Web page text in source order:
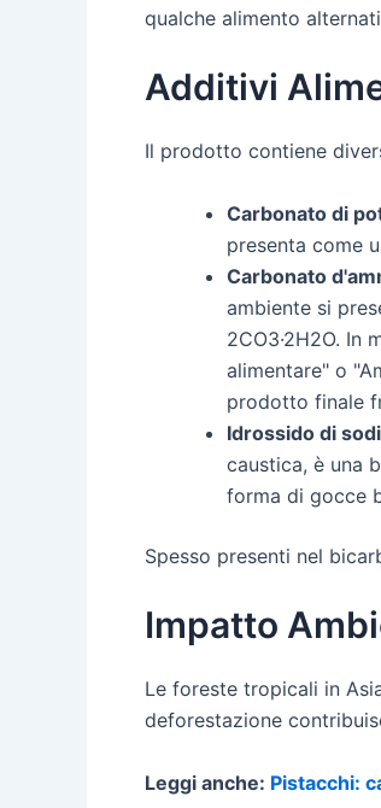
qualche alimento
Additivi
Il prodotto contiene
Carbonato di
presenta come
Carbonato
ambiente si
2CO3·2H2O.
alimentare" o
prodotto finale
Idrossido di
caustica, è una
forma di gocce
Spesso presenti nel
Impatto
Le foreste tropicali in
deforestazione
Leggi anche: Pistacchi: